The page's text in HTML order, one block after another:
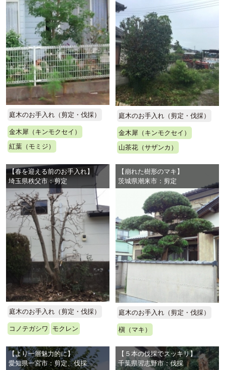
庭木のお手入れ（剪定・伐採）
金木犀（キンモクセイ）
紅葉（モミジ）
庭木のお手入れ（剪定・伐採）
金木犀（キンモクセイ）
山茶花（サザンカ）
【春を迎える前のお手入れ】
埼玉県秩父市：剪定
庭木のお手入れ（剪定・伐採）
コノテガシワ モクレン
【崩れた樹形のマキ】
茨城県潮来市：剪定
庭木のお手入れ（剪定・伐採）
槇（マキ）
【より一層魅力的に】
愛知県一宮市：剪定、伐採
【５本の伐採でスッキリ】
千葉県習志野市：伐採